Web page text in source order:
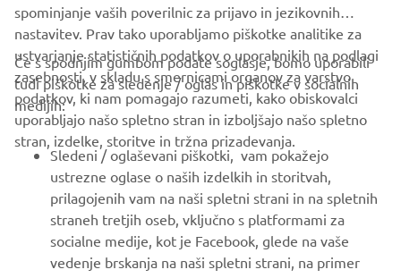
PODJETJA
ZA PODJETJA
VEČ YAMAHA
PODPORA
spominjanje vaših poverilnic za prijavo in jezikovnih
nastavitev. Prav tako uporabljamo piškotke analitike za
ustvarjanje statističnih podatkov o uporabnikih na podlagi
zasebnosti, v skladu s smernicami organov za varstvo
podatkov, ki nam pomagajo razumeti, kako obiskovalci
uporabljajo našo spletno stran in izboljšajo našo spletno
stran, izdelke, storitve in tržna prizadevanja.
Če s spodnjim gumbom podate soglasje, bomo uporabili
tudi piškotke za sledenje / oglas in piškotke v socialnih
medijih:
Sledeni / oglaševani piškotki, vam pokažejo
ustrezne oglase o naših izdelkih in storitvah,
prilagojenih vam na naši spletni strani in na spletnih
straneh tretjih oseb, vključno s platformami za
socialne medije, kot je Facebook, glede na vaše
vedenje brskanja na naši spletni strani, na primer